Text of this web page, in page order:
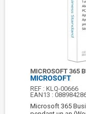
MICROSOFT 365
MICROSOFT
REF :KLQ-00666
EAN13 :
Microsoft 365